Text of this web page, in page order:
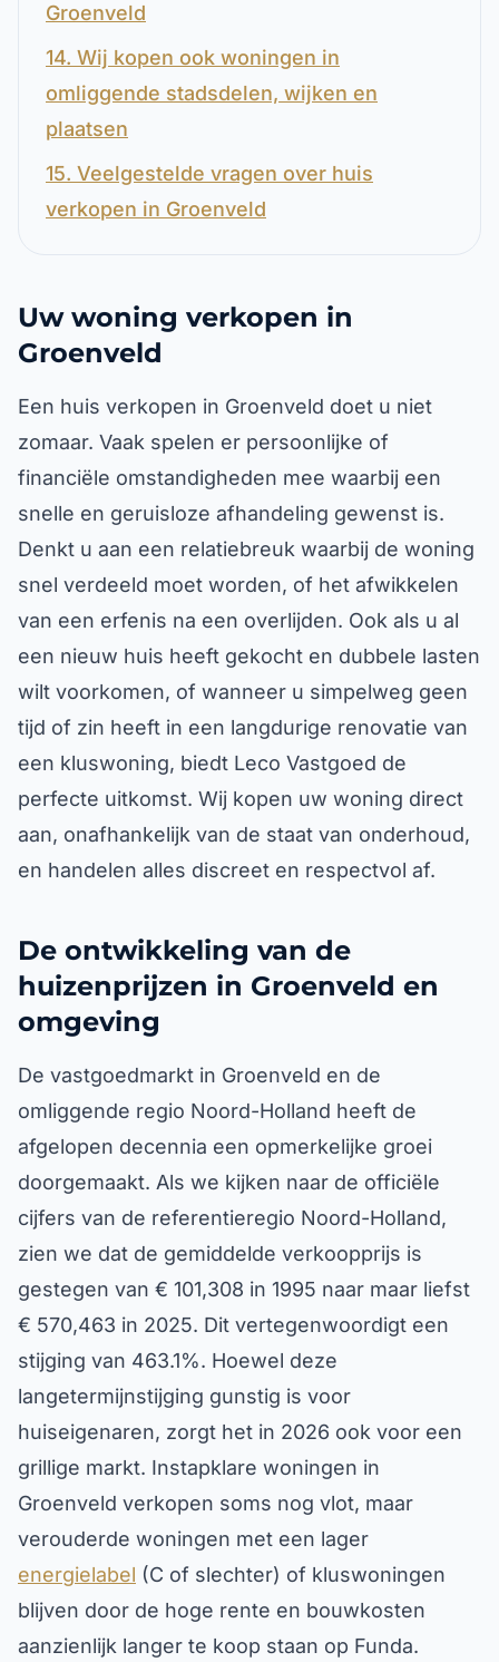
Groenveld
14. Wij kopen ook woningen in
omliggende stadsdelen, wijken en
plaatsen
15. Veelgestelde vragen over huis
verkopen in Groenveld
Uw woning verkopen in
Groenveld
Een huis verkopen in Groenveld doet u niet
zomaar. Vaak spelen er persoonlijke of
financiële omstandigheden mee waarbij een
snelle en geruisloze afhandeling gewenst is.
Denkt u aan een relatiebreuk waarbij de woning
snel verdeeld moet worden, of het afwikkelen
van een erfenis na een overlijden. Ook als u al
een nieuw huis heeft gekocht en dubbele lasten
wilt voorkomen, of wanneer u simpelweg geen
tijd of zin heeft in een langdurige renovatie van
een kluswoning, biedt Leco Vastgoed de
perfecte uitkomst. Wij kopen uw woning direct
aan, onafhankelijk van de staat van onderhoud,
en handelen alles discreet en respectvol af.
De ontwikkeling van de
huizenprijzen in Groenveld en
omgeving
De vastgoedmarkt in Groenveld en de
omliggende regio Noord-Holland heeft de
afgelopen decennia een opmerkelijke groei
doorgemaakt. Als we kijken naar de officiële
cijfers van de referentieregio Noord-Holland,
zien we dat de gemiddelde verkoopprijs is
gestegen van € 101,308 in 1995 naar maar liefst
€ 570,463 in 2025. Dit vertegenwoordigt een
stijging van 463.1%. Hoewel deze
langetermijnstijging gunstig is voor
huiseigenaren, zorgt het in 2026 ook voor een
grillige markt. Instapklare woningen in
Groenveld verkopen soms nog vlot, maar
verouderde woningen met een lager
energielabel (C of slechter) of kluswoningen
blijven door de hoge rente en bouwkosten
aanzienlijk langer te koop staan op Funda.